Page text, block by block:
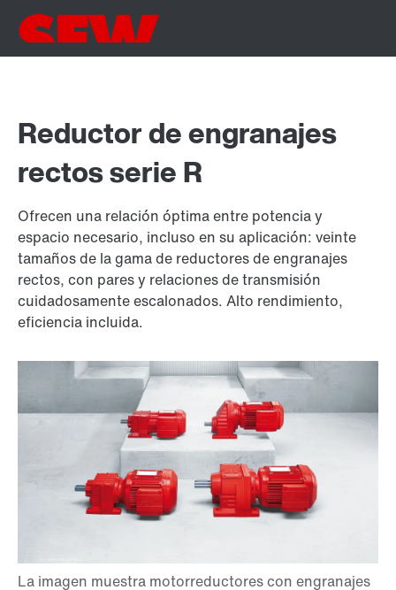
Reductor de engranajes
rectos serie R
Ofrecen una relación óptima entre potencia y
espacio necesario, incluso en su aplicación: veinte
tamaños de la gama de reductores de engranajes
rectos, con pares y relaciones de transmisión
cuidadosamente escalonados. Alto rendimiento,
eficiencia incluida.